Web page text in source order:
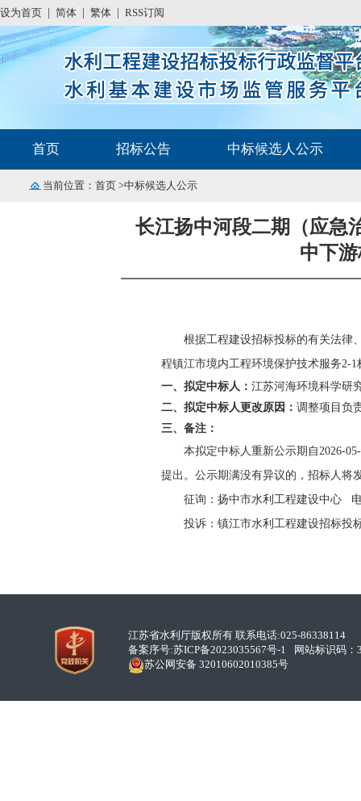
设为首页 简体 繁体 RSS订阅
首页 招标公告 中标候选人公示
当前位置： 首页 >中标候选人公示
长江扬中河段二期（应急
中下
根据工程建设招标投标的有关法律
程镇江市境内工程环境保护技术服务2-
一、拟定中标人： 江苏河海环境科学研
二、拟定中标人更改原因： 调整项目负
三、备注：
本拟定中标人重新公示期自2026-
提出。公示期满没有异议的，招标人将
征询：扬中市水利工程建设中心 电
投诉：镇江市水利工程建设招标投
江苏省水利厅版权所有 联系电话:025-86338114
备案序号:苏ICP备2023035567号-1
网站标识码：
苏公网安备 32010602010385号